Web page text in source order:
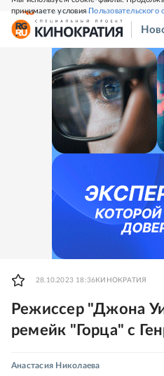
принимаете условияПользовательского
СВЕЖИЙ НОМЕР
28.10.2023 18:36 КИНОКРАТИЯ
Режиссер "Джона
ремейк "Горца" с
Анастасия Николаева